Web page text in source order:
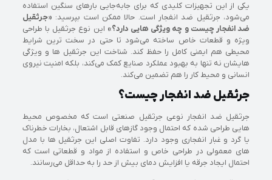
یکی از این تجهیزات کلیدی که برای جابه‌جایی بارهای سنگین استفاده
می‌شود، جرثقیل ضد انفجار است. حالا ممکن است بپرسید: «جرثقیل
ضد انفجار چیست و چه ویژگی هایی دارد؟» این نوع جرثقیل با طراحی
ویژه و قطعات خاص ساخته می‌شود تا حتی در سخت‌ ترین شرایط
محیطی هم ایمنی کامل را حفظ کند. شناخت این جرثقیل‌ ها و ویژگی‌
هایشان نه تنها به بهبود عملکرد صنایع کمک می‌کند، بلکه امنیت نیروی
انسانی و محیط کار را هم تضمین می‌کند.
جرثقیل ضد انفجار چیست؟
جرثقیل ضد انفجار نوعی جرثقیل صنعتی است که مخصوص محیط‌
هایی طراحی شده که احتمال وجود گازهای قابل اشتعال، بخارات خطرناک
یا گرد و غبار انفجاری وجود دارد. تفاوت اصلی این جرثقیل‌ ها با مدل‌
های معمولی در طراحی خاص و استفاده از مواد و قطعاتی است که
احتمال ایجاد جرقه یا افزایش دمای بیش از حد را به حداقل می‌رسانند.